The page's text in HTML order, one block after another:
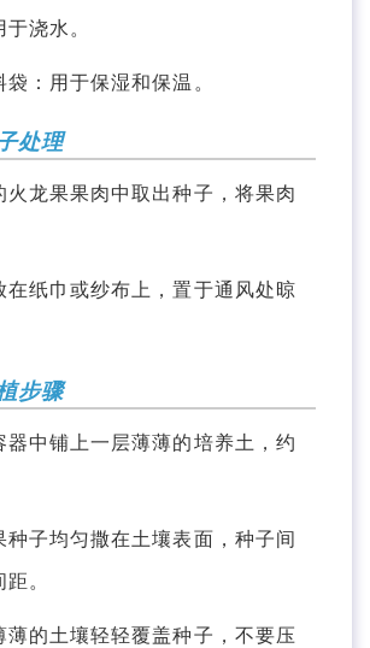
浇水。
用于保湿和保温。
处理
果果肉中取出种子，将果肉
纸巾或纱布上，置于通风处晾
步骤
铺上一层薄薄的培养土，约
均匀撒在土壤表面，种子间
。
土壤轻轻覆盖种子，不要压